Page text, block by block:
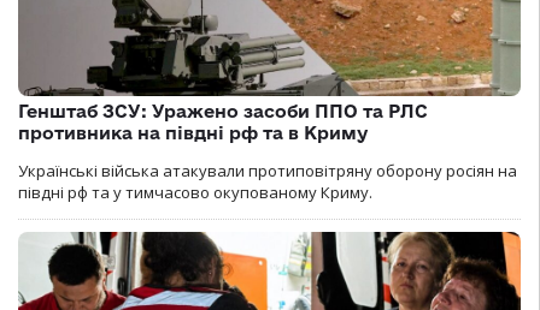
Генштаб ЗСУ: Уражено засоби ППО та РЛС
противника на півдні рф та в Криму
Українські війська атакували протиповітряну оборону росіян на
півдні рф та у тимчасово окупованому Криму.